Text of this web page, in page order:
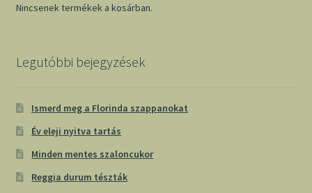
Nincsenek termékek a kosárban.
Legutóbbi bejegyzések
Ismerd meg a Florinda szappanokat
Év eleji nyitva tartás
Minden mentes szaloncukor
Reggia durum tészták